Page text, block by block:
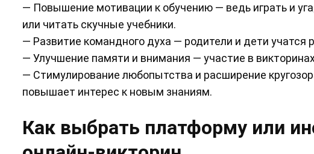
— Повышение мотивации к обучению — ведь играть и
или читать скучные учебники.
— Развитие командного духа — родители и дети учатся
— Улучшение памяти и внимания — участие в
— Стимулирование любопытства и расширение
повышает интерес к новым знаниям.
Как выбрать платформу или